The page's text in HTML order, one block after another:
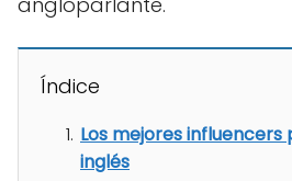
Índice
Los mejores
inglés